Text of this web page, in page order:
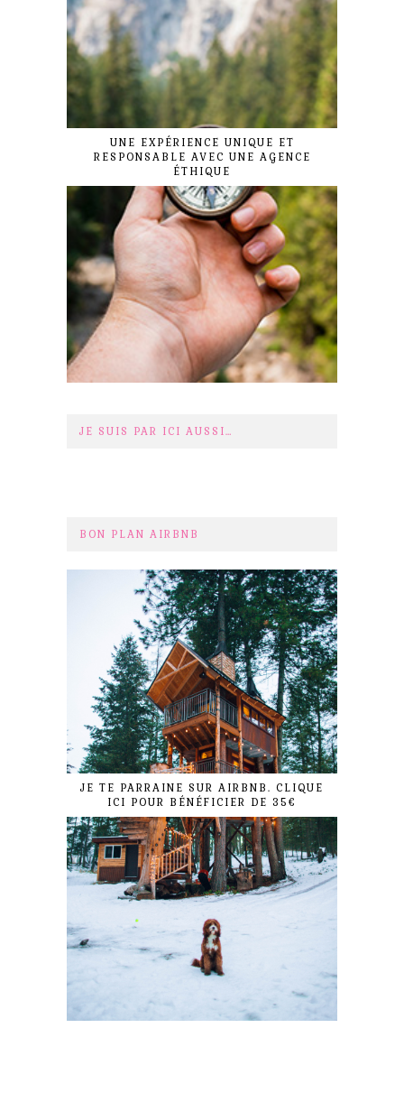
UNE EXPÉRIENCE UNIQUE ET
RESPONSABLE AVEC UNE AGENCE
ÉTHIQUE
JE SUIS PAR ICI AUSSI…
BON PLAN AIRBNB
JE TE PARRAINE SUR AIRBNB. CLIQUE
ICI POUR BÉNÉFICIER DE 35€